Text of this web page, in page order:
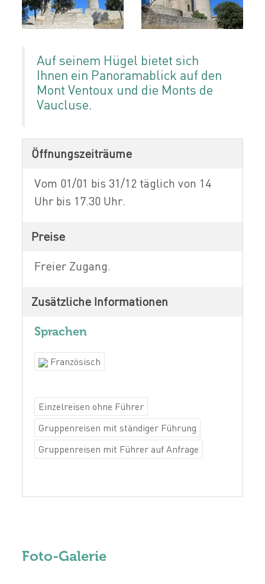
Auf seinem Hügel bietet sich
Ihnen ein Panoramablick auf den
Mont Ventoux und die Monts de
Vaucluse.
Öffnungszeiträume
Vom 01/01 bis 31/12 täglich von 14
Uhr bis 17.30 Uhr.
Preise
Freier Zugang.
Zusätzliche Informationen
Sprachen
Französisch
Einzelreisen ohne Führer
Gruppenreisen mit ständiger Führung
Gruppenreisen mit Führer auf Anfrage
Foto-Galerie